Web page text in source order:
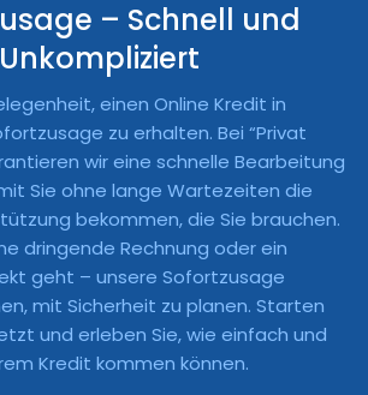
– Schnell und
Unkompliziert
einen Online Kredit in
zu erhalten. Bei “Privat
wir eine schnelle Bearbeitung
Sie ohne lange Wartezeiten die
bekommen, die Sie brauchen.
dringende Rechnung oder ein
geht – unsere Sofortzusage
mit Sicherheit zu planen. Starten
und erleben Sie, wie einfach und
Kredit kommen können.